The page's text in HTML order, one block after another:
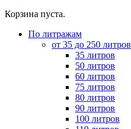
Корзина пуста.
По литражам
от 35 до 250 литров
35 литров
50 литров
60 литров
75 литров
80 литров
90 литров
100 литров